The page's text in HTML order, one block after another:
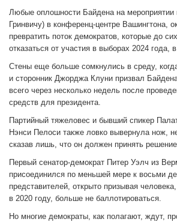
Любые оплошности Байдена на мероприятии
Гринвичу) в конференц-центре Вашингтона,
превратить поток демократов, которые до
отказаться от участия в выборах 2024 года,
Стены еще больше сомкнулись в среду,
и сторонник Джорджа Клуни призвал
всего через несколько недель после
средств для президента.
Партийный тяжеловес и бывший спикер
Нэнси Пелоси также ловко вывернула нож,
сказав лишь, что он должен принять
Первый сенатор-демократ Питер Уэлч из
присоединился по меньшей мере к восьми
представителей, открыто призывая
в 2020 году, больше не баллотироваться.
Но многие демократы, как полагают, ждут,